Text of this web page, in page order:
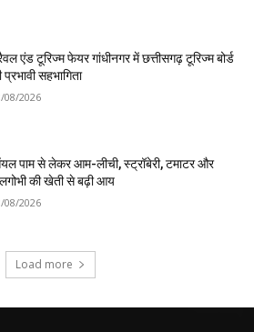
एंड टूरिज्म फेयर गांधीनगर में छत्तीसगढ़ टूरिज्म बोर्ड
प्रभावी सहभागिता
08/2026
पाम से लेकर आम-लीची, स्ट्रॉबेरी, टमाटर और
की खेती से बढ़ी आय
08/2026
Load more